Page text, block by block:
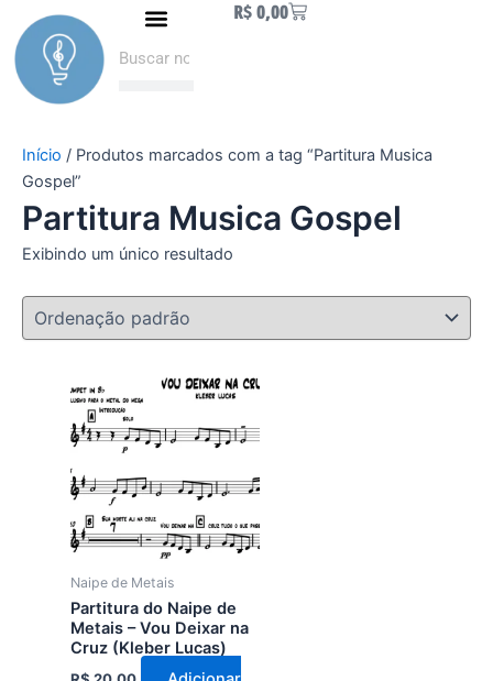
para
conteúdo
Pesquisar
R$0,00Carrinho
Início / Produtos marcados com a tag “Partitura Musica
Gospel”
Partitura Musica Gospel
Exibindo um único resultado
Naipe de Metais
Partitura do Naipe de
Metais – Vou Deixar na
Cruz (Kleber Lucas)